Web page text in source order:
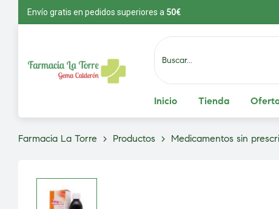
Envío gratis en pedidos superiores a 50€
Inicio Tienda
Farmacia La Torre > Productos > Medicamentos sin